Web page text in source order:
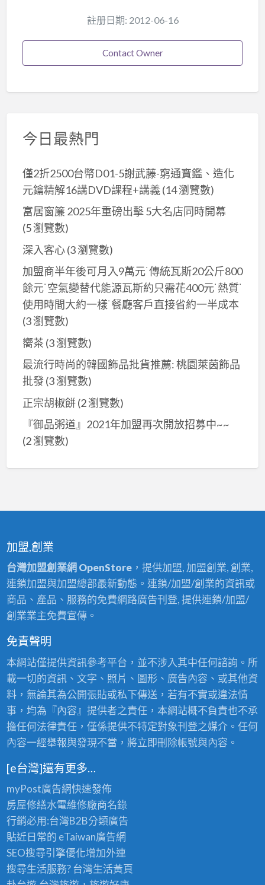
註册日期: 2012-06-16
Contact Owner
今日最熱門
僅2折2500台幣D01-5謝武藤-窮通寶鑑、造化
元鑰精解16講DVD課程+講義 (14 瀏覽數)
富居窗簾 2025年重磅出擊 5大名店同時開幕
(5 瀏覽數)
深入客心(3 瀏覽數)
加盟商半年後可月入9萬元˙傳統瓦斯20公斤800
餘元˙空氣變替代能源瓦斯約只需花400元˙熱質˙
使用時間大約一樣˙餐廳客戶直接省約一半成本
(3 瀏覽數)
嚮茶 (3 瀏覽數)
最流行時尚的韓國飾品批貨推薦: 桃園萊茵飾品
批發(3 瀏覽數)
正宗胡椒餅(2 瀏覽數)
『御品粥道』2021年加盟再次開放招募中~~
(2 瀏覽數)
加盟,創業
台灣加盟創業網 OpenStore，提供加盟, 加盟創業, 創業,
連鎖加盟與加盟總部最新動態。連鎖/加盟/創業的資訊或
商品、產品、服務的免費網路廣告刊登, 提供連鎖/加盟/
創業業主免費宣傳。
免責聲明
本網站僅提供資訊參考平台，並不涉入其中任何諮詢。所
載一切的資訊、文字、照片、圖形、廣告內容、或其他資
料，無論其為公開張貼或私下傳送，若有不實或違法情
事，均為『內容』提供者之責任，本網站概不負責也不承
擔任何法律責任，僅係提供不特定對象刊登之媒介。任何
內容一經舉報與發現不當，將立即刪除帳號與內容。
[e台灣]還有更多…
myPost廣告網快速發佈
房屋修繕水電維修廠商名錄
行銷必用:台灣B2B分類廣告
貼近日常的 eTaiwan廣告網
SEO搜尋引擎優化增加外連
搜尋生活服務? 台灣生活黃頁